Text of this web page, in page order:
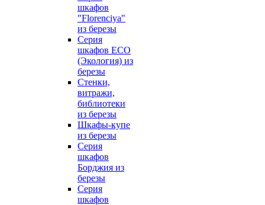
шкафов
"Florenciya"
из березы
Серия
шкафов ECO
(Экология) из
березы
Стенки,
витражи,
библиотеки
из березы
Шкафы-купе
из березы
Серия
шкафов
Борджия из
березы
Серия
шкафов